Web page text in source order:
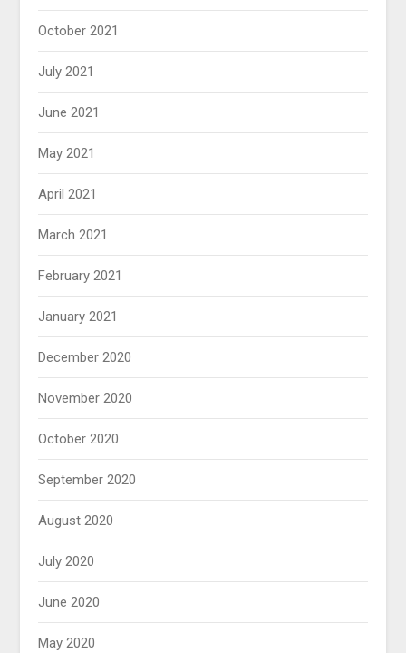
October 2021
July 2021
June 2021
May 2021
April 2021
March 2021
February 2021
January 2021
December 2020
November 2020
October 2020
September 2020
August 2020
July 2020
June 2020
May 2020